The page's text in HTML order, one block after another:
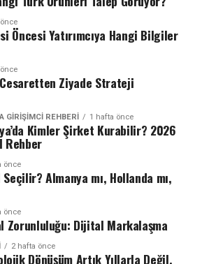
Öncesi Yatırımcıya Hangi Bilgiler
Ziyade Strateji
GIRIŞIMCI REHBERI 1 hafta önce
Kimler Şirket Kurabilir? 2026
Rehber
önce
Almanya mı, Hollanda mı,
önce
Zorunluluğu: Dijital Markalaşma
2 hafta önce
Dönüşüm Artık Yıllarla Değil,